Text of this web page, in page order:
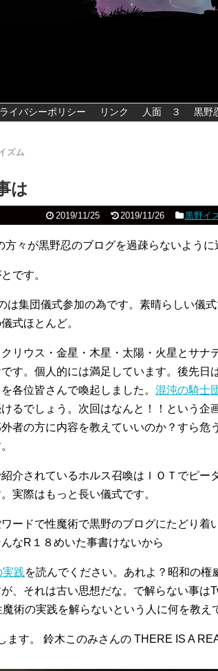
イバシーポリシー リンク 人面 ３ 黒野
ズム
は
2019/11/25 2019/11/26 黒野イ
方々が黒野忍のブログを過疎らないように
です。
は集団儀式参加の為です。素晴らしい儀
式ほとんど。
リウス・金星・木星・太陽・火星とサナ
す。個人的には満足しています。後先日
各位皆さんで喚起しました。 混沌の騎士
るでしょう。次回はなんと！！という企
者の方に内容を教えていいのか？すら危
介されているホルス召喚はＩＯＴでピー
実際はもっと長い儀式です。
ードで性魔術で黒野のブログにたどり着
なR１８めいた事書けないから
実践を読んでください。あれよ？昭和の
、それは古い思想だな。で解らない事は
術の実践を解らないという人に何を教え
ます。 鈴木このみさんの THERE IS A